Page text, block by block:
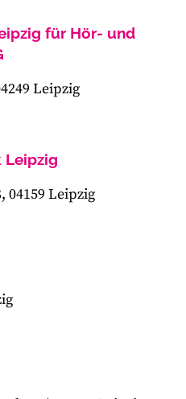
für Hör- und
Leipzig
Leipzig
04159 Leipzig